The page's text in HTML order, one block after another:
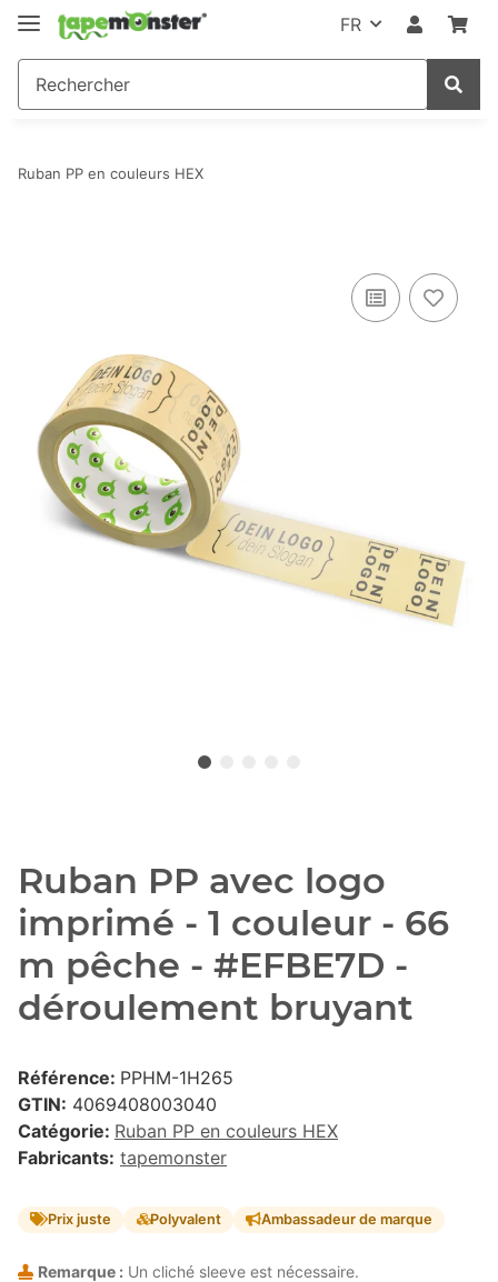
FR
Ruban PP en couleurs HEX
Ruban PP avec logo
imprimé - 1 couleur - 66
m pêche - #EFBE7D -
déroulement bruyant
Référence: PPHM-1H265
GTIN: 4069408003040
Catégorie: Ruban PP en couleurs HEX
Fabricants: tapemonster
Prix juste Polyvalent Ambassadeur de marque
Remarque : Un cliché sleeve est nécessaire.